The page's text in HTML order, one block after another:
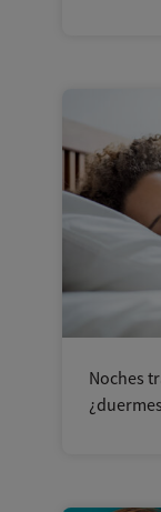
Noches